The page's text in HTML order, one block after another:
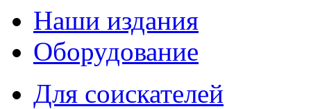
Наши издания
Оборудование
Для соискателей